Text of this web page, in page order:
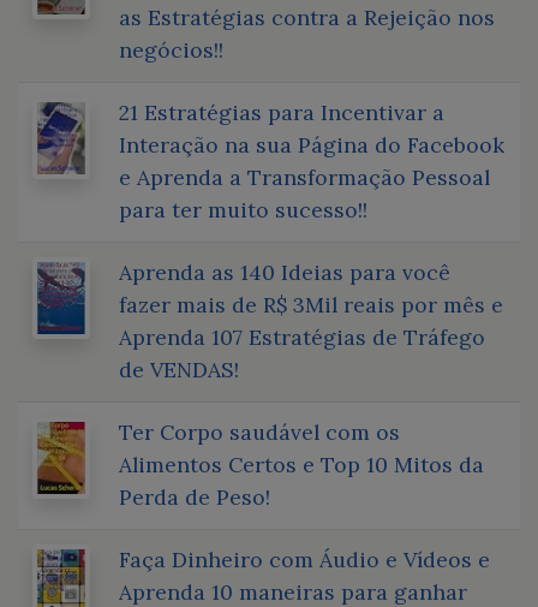
as Estratégias contra a Rejeição nos
negócios!!
21 Estratégias para Incentivar a
Interação na sua Página do Facebook
e Aprenda a Transformação Pessoal
para ter muito sucesso!!
Aprenda as 140 Ideias para você
fazer mais de R$ 3Mil reais por mês e
Aprenda 107 Estratégias de Tráfego
de VENDAS!
Ter Corpo saudável com os
Alimentos Certos e Top 10 Mitos da
Perda de Peso!
Faça Dinheiro com Áudio e Vídeos e
Aprenda 10 maneiras para ganhar